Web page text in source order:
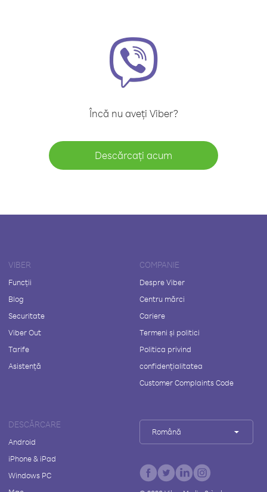
Încă nu aveți Viber?
Descărcați acum
VIBER
Funcții
Blog
Securitate
Viber Out
Tarife
Asistență
COMPANIE
Despre Viber
Centru mărci
Cariere
Termeni și politici
Politica privind
confidențialitatea
Customer Complaints Code
DESCĂRCARE
Android
iPhone & iPad
Windows PC
Română